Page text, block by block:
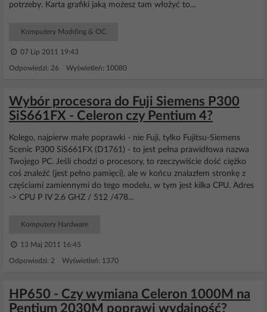
potrzeby. Karta grafiki jaką możesz tam włożyć to...
Komputery Modding & OC
07 Lip 2011 19:43
Odpowiedzi: 26 Wyświetleń: 10080
Wybór procesora do Fuji Siemens P300
SiS661FX - Celeron czy Pentium 4?
Kolego, najpierw małe poprawki - nie Fuji, tylko Fujitsu-Siemens
Scenic P300 SiS661FX (D1761) - to jest pełna prawidłowa nazwa
Twojego PC. Jeśli chodzi o procesory, to rzeczywiście dość ciężko
coś znaleźć (jest pełno pamięci), ale w końcu znalazłem stronkę z
częściami zamiennymi do tego modelu, w tym jest kilka CPU. Adres
-> CPU P IV 2.6 GHZ / 512 /478...
Komputery Hardware
13 Maj 2011 16:45
Odpowiedzi: 2 Wyświetleń: 1370
HP650 - Czy wymiana Celeron 1000M na
Pentium 2030M poprawi wydajność?